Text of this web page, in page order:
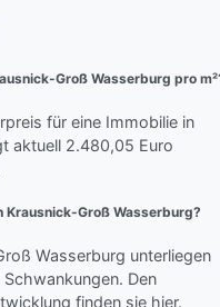
Groß Wasserburg pro
für eine Immobilie in
aktuell 2.480,05 Euro
Krausnick-Groß Wasserburg?
Wasserburg unterliegen
Den
finden sie hier.